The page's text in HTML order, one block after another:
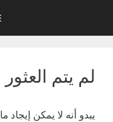
المحتوى
لم يتم
يبدو أنه لا يمكن